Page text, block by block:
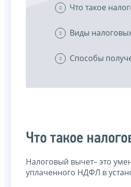
Что такое
Виды
Способы
Что такое
Налоговый вычет– это
уплаченного НДФЛ в